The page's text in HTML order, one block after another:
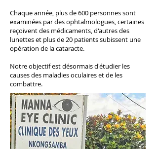
Chaque année, plus de 600 personnes sont
examinées par des ophtalmologues, certaines
reçoivent des médicaments, d'autres des
lunettes et plus de 20 patients subissent une
opération de la cataracte.
Notre objectif est désormais d'étudier les
causes des maladies oculaires et de les
combattre.